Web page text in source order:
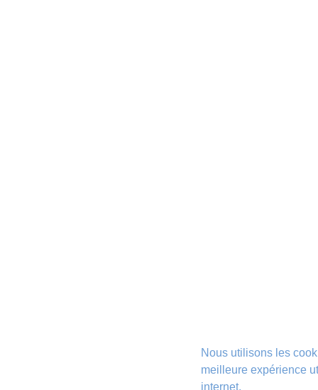
Nous utilisons les
meilleure expérience
internet.